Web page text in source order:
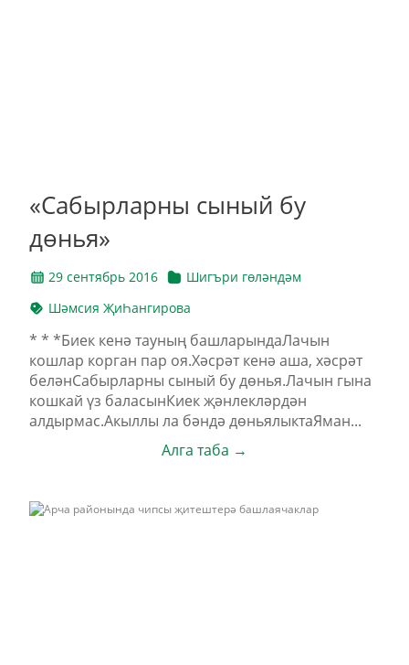
«Сабырларны сыный бу
дөнья»
29 сентябрь 2016
Шигъри гөләндәм
Шәмсия ҖиҺангирова
* * *Биек кенә тауның башларындаЛачын
кошлар корган пар оя.Хәсрәт кенә аша, хәсрәт
беләнСабырларны сыный бу дөнья.Лачын гына
кошкай үз баласынКиек җәнлекләрдән
алдырмас.Акыллы ла бәндә дөньялыктаЯман...
Алга таба →